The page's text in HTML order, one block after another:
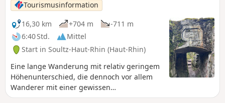
Tourismusinformation
16,30 km
+704 m
-711 m
6:40 Std.
Mittel
Start in Soultz-Haut-Rhin (Haut-Rhin)
Eine lange Wanderung mit relativ geringem
Höhenunterschied, die dennoch vor allem
Wanderer mit einer gewissen
Wandererfahrung. Geschichtsinteressierte